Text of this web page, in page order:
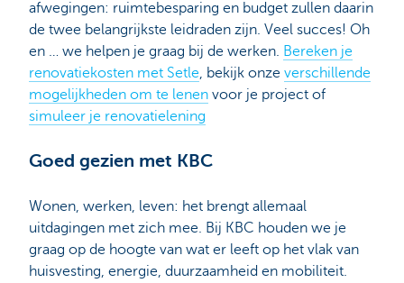
afwegingen: ruimtebesparing en budget zullen daarin
de twee belangrijkste leidraden zijn. Veel succes! Oh
en … we helpen je graag bij de werken. Bereken je
renovatiekosten met Setle, bekijk onze verschillende
mogelijkheden om te lenen voor je project of
simuleer je renovatielening
Goed gezien met KBC
Wonen, werken, leven: het brengt allemaal
uitdagingen met zich mee. Bij KBC houden we je
graag op de hoogte van wat er leeft op het vlak van
huisvesting, energie, duurzaamheid en mobiliteit.